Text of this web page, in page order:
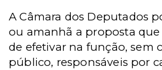
A Câmara dos Deputados
ou amanhã a proposta
de efetivar na função, sem
público, responsáveis por